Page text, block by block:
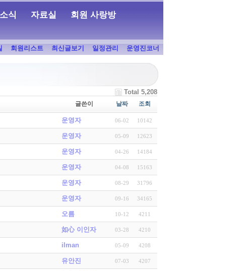
식 자료실 회원 사랑방
회원리스트 최신글보기 일정관리 운영진코너
Total 5,208
글쓴이 날짜 조회
운영자 06-02 10142
운영자 05-09 12623
운영자 04-26 14184
운영자 04-08 15163
운영자 08-29 31796
운영자 09-16 34165
오름 10-12 4211
如心 이인자 03-28 4210
ilman 05-09 4208
유안진 07-03 4207